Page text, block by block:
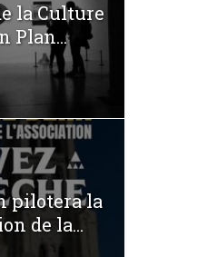
la Culture
Plan...
pilotera la
de la...